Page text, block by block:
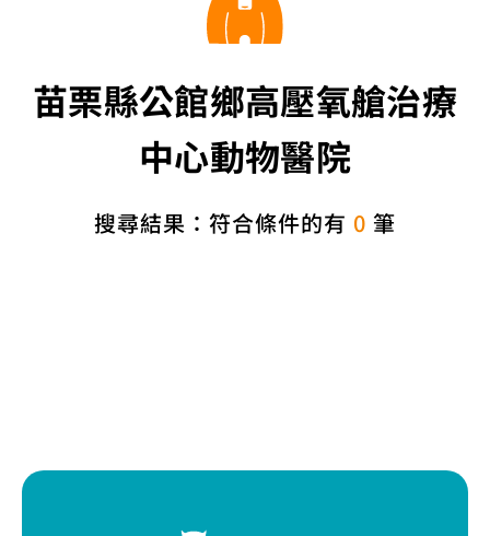
苗栗縣公館鄉高壓氧艙治療
中心動物醫院
搜尋結果：符合條件的有 0 筆